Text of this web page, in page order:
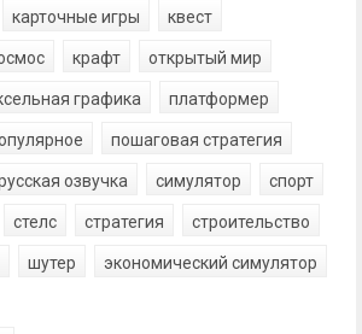
карточные игры квест
крафт открытый мир
графика платформер
пошаговая стратегия
озвучка симулятор спорт
стелс стратегия строительство
шутер экономический симулятор